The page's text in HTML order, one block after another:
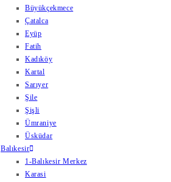
Büyükçekmece
Çatalca
Eyüp
Fatih
Kadıköy
Kartal
Sarıyer
Şile
Şişli
Ümraniye
Üsküdar
Balıkesir
1-Balıkesir Merkez
Karasi